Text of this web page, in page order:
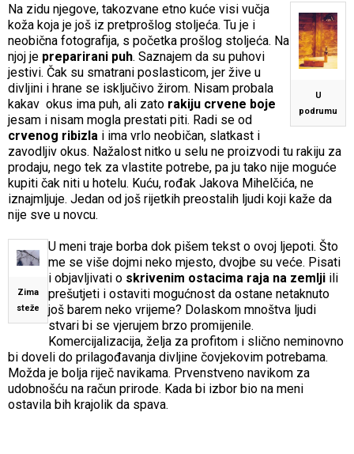
U
podrumu
Na zidu njegove, takozvane etno kuće visi vučja
koža koja je još iz pretprošlog stoljeća. Tu je i
neobična fotografija, s početka prošlog stoljeća. Na
njoj je preparirani puh. Saznajem da su puhovi
jestivi. Čak su smatrani poslasticom, jer žive u
divljini i hrane se isključivo žirom. Nisam probala
kakav okus ima puh, ali zato rakiju crvene boje
jesam i nisam mogla prestati piti. Radi se od
crvenog ribizla i ima vrlo neobičan, slatkast i
zavodljiv okus. Nažalost nitko u selu ne proizvodi tu rakiju za
prodaju, nego tek za vlastite potrebe, pa ju tako nije moguće
kupiti čak niti u hotelu. Kuću, rođak Jakova Mihelčića, ne
iznajmljuje. Jedan od još rijetkih preostalih ljudi koji kaže da
nije sve u novcu.
Zima
steže
U meni traje borba dok pišem tekst o ovoj ljepoti. Što
me se više dojmi neko mjesto, dvojbe su veće. Pisati
i objavljivati o skrivenim ostacima raja na zemlji ili
prešutjeti i ostaviti mogućnost da ostane netaknuto
još barem neko vrijeme? Dolaskom mnoštva ljudi
stvari bi se vjerujem brzo promijenile.
Komercijalizacija, želja za profitom i slično neminovno
bi doveli do prilagođavanja divljine čovjekovim potrebama.
Možda je bolja riječ navikama. Prvenstveno navikom za
udobnošću na račun prirode. Kada bi izbor bio na meni
ostavila bih krajolik da spava.